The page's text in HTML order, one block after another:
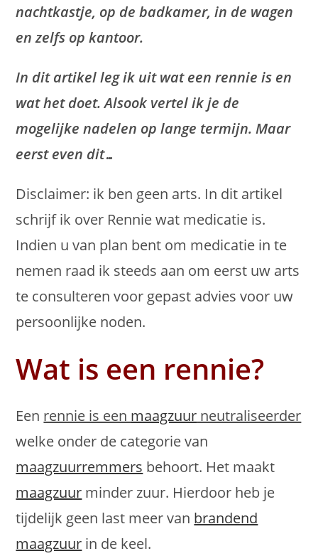
nachtkastje, op de badkamer, in de wagen
en zelfs op kantoor.
In dit artikel leg ik uit wat een rennie is en
wat het doet. Alsook vertel ik je de
mogelijke nadelen op lange termijn. Maar
eerst even dit…
Disclaimer: ik ben geen arts. In dit artikel
schrijf ik over Rennie wat medicatie is.
Indien u van plan bent om medicatie in te
nemen raad ik steeds aan om eerst uw arts
te consulteren voor gepast advies voor uw
persoonlijke noden.
Wat is een rennie?
Een rennie is een maagzuur neutraliseerder
welke onder de categorie van
maagzuurremmers behoort. Het maakt
maagzuur minder zuur. Hierdoor heb je
tijdelijk geen last meer van brandend
maagzuur in de keel.